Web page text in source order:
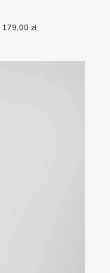
179,00 zł